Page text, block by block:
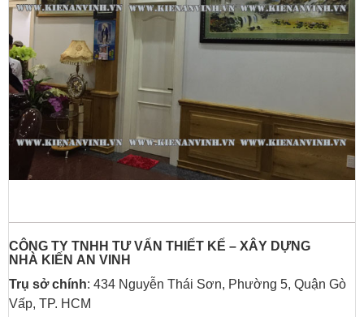
CÔNG TY TNHH TƯ VẤN THIẾT KẾ – XÂY DỰNG
NHÀ KIẾN AN VINH
Trụ sở chính: 434 Nguyễn Thái Sơn, Phường 5, Quận Gò
Vấp, TP. HCM